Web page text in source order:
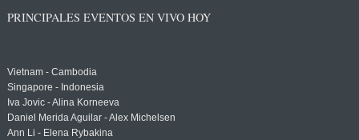
PRINCIPALES EVENTOS EN VIVO HOY
Vietnam - Cambodia
Singapore - Indonesia
Iva Jovic - Alina Korneeva
Daniel Merida Aguilar - Alex Michelsen
Ann Li - Elena Rybakina